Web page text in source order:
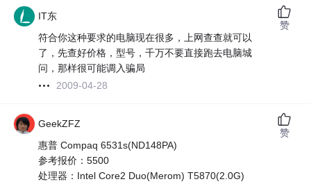
IT东
符合你这种要求的电脑现在很多，上网查查就可以
了，先查好价格，型号，千万不要直接跑去电脑城
问，那样很可能调入骗局
2009-04-28
赞
GeekZFZ
惠普 Compaq 6531s(ND148PA)
参考报价：5500
处理器：Intel Core2 Duo(Merom) T5870(2.0G)
赞